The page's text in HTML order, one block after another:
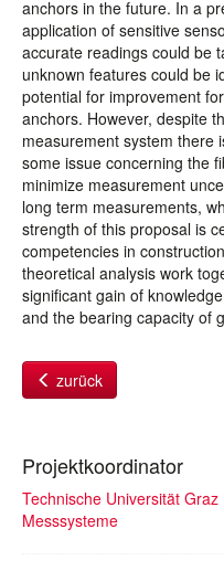
anchors in the future. In a
application of sensitive
accurate readings could be
unknown features could be
potential for improvement
anchors. However, despite
measurement system there
some issue concerning the
minimize measurement
long term measurements,
strength of this proposal is
competencies in
theoretical analysis work
significant gain of
and the bearing capacity of
zurück
Projektkoordinator
Technische Universität
Messsysteme